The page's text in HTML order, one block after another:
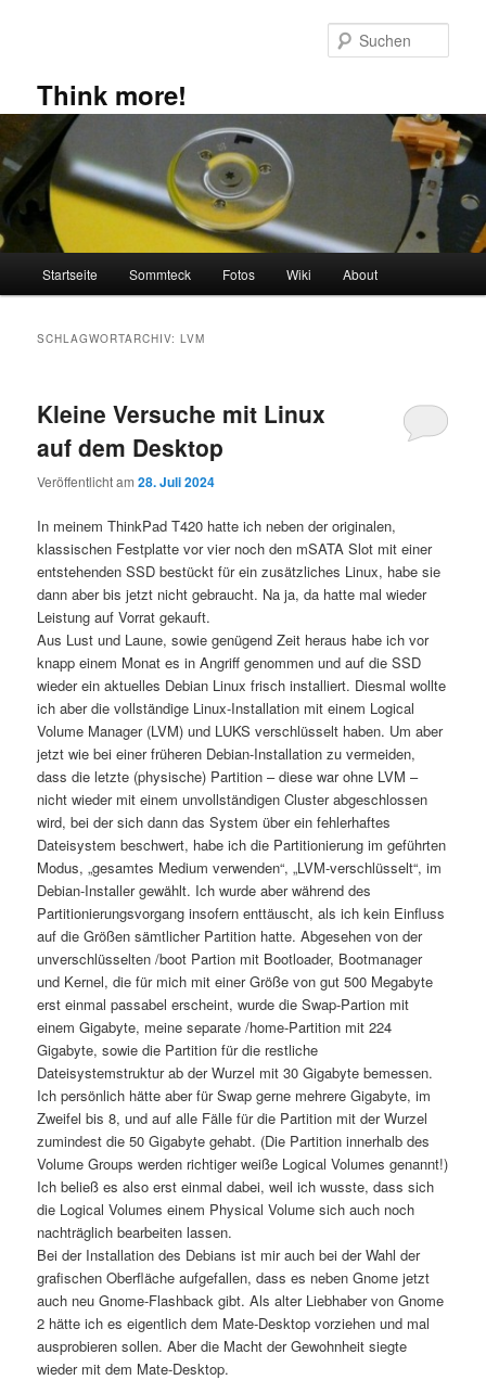
Think more!
Startseite Sommteck Fotos Wiki About
SCHLAGWORTARCHIV:LVM
Kleine Versuche mit Linux
auf dem Desktop
Veröffentlicht am28. Juli 2024
In meinem ThinkPad T420 hatte ich neben der originalen,
klassischen Festplatte vor vier noch den mSATA Slot mit einer
entstehenden SSD bestückt für ein zusätzliches Linux, habe sie
dann aber bis jetzt nicht gebraucht. Na ja, da hatte mal wieder
Leistung auf Vorrat gekauft.
Aus Lust und Laune, sowie genügend Zeit heraus habe ich vor
knapp einem Monat es in Angriff genommen und auf die SSD
wieder ein aktuelles Debian Linux frisch installiert. Diesmal wollte
ich aber die vollständige Linux-Installation mit einem Logical
Volume Manager (LVM) und LUKS verschlüsselt haben. Um aber
jetzt wie bei einer früheren Debian-Installation zu vermeiden,
dass die letzte (physische) Partition – diese war ohne LVM –
nicht wieder mit einem unvollständigen Cluster abgeschlossen
wird, bei der sich dann das System über ein fehlerhaftes
Dateisystem beschwert, habe ich die Partitionierung im geführten
Modus, „gesamtes Medium verwenden“, „LVM-verschlüsselt“, im
Debian-Installer gewählt. Ich wurde aber während des
Partitionierungsvorgang insofern enttäuscht, als ich kein Einfluss
auf die Größen sämtlicher Partition hatte. Abgesehen von der
unverschlüsselten /boot Partion mit Bootloader, Bootmanager
und Kernel, die für mich mit einer Größe von gut 500 Megabyte
erst einmal passabel erscheint, wurde die Swap-Partion mit
einem Gigabyte, meine separate /home-Partition mit 224
Gigabyte, sowie die Partition für die restliche
Dateisystemstruktur ab der Wurzel mit 30 Gigabyte bemessen.
Ich persönlich hätte aber für Swap gerne mehrere Gigabyte, im
Zweifel bis 8, und auf alle Fälle für die Partition mit der Wurzel
zumindest die 50 Gigabyte gehabt. (Die Partition innerhalb des
Volume Groups werden richtiger weiße Logical Volumes genannt!)
Ich beließ es also erst einmal dabei, weil ich wusste, dass sich
die Logical Volumes einem Physical Volume sich auch noch
nachträglich bearbeiten lassen.
Bei der Installation des Debians ist mir auch bei der Wahl der
grafischen Oberfläche aufgefallen, dass es neben Gnome jetzt
auch neu Gnome-Flashback gibt. Als alter Liebhaber von Gnome
2 hätte ich es eigentlich dem Mate-Desktop vorziehen und mal
ausprobieren sollen. Aber die Macht der Gewohnheit siegte
wieder mit dem Mate-Desktop.